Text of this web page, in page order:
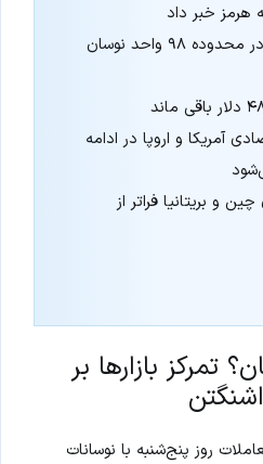
هرمز خبر داد
شاخص دلار در محدوده ۹۸ واحد نوسان
آمریکا و اروپا در ادامه
و بریتانیا فراتر از
تمرکز بازارها بر
روز پنج‌شنبه با نوسانات